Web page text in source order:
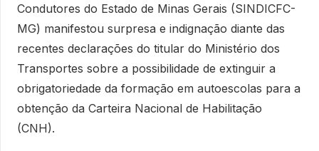
Condutores do Estado de Minas Gerais (SINDICFC-
MG) manifestou surpresa e indignação diante das
recentes declarações do titular do Ministério dos
Transportes sobre a possibilidade de extinguir a
obrigatoriedade da formação em autoescolas para a
obtenção da Carteira Nacional de Habilitação
(CNH).